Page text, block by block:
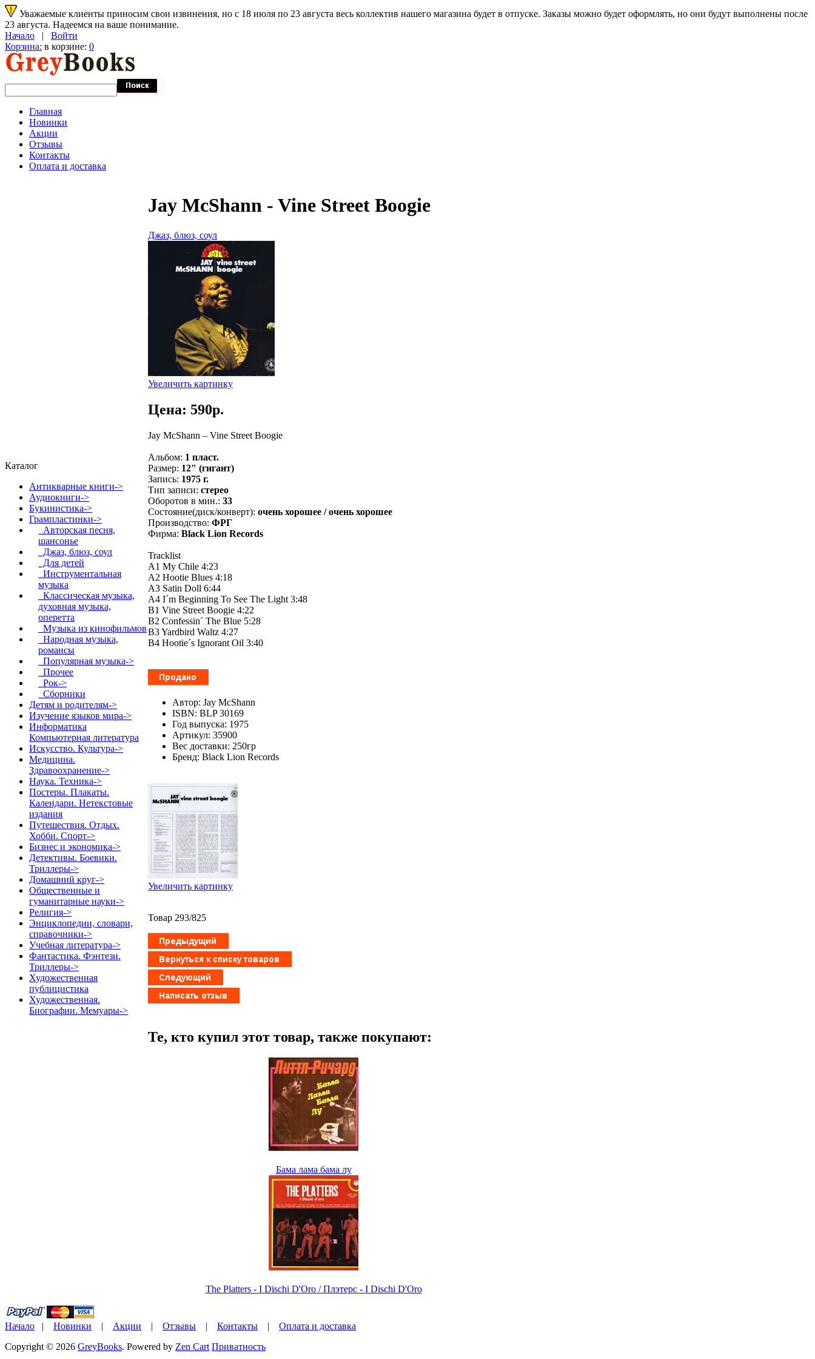
Уважаемые клиенты приносим свои извинения, но с 18 июля по 23 августа весь коллектив нашего магазина будет в отпуске. Заказы можно будет оформлять, но они будут выполнены после
23 августа. Надеемся на ваше понимание.
Начало | Войти
Корзина: в корзине: 0
Главная
Новинки
Акции
Отзывы
Контакты
Оплата и доставка
Каталог
Антикварные книги->
Аудиокниги->
Букинистика->
Грампластинки->
Авторская песня,
шансонье
Джаз, блюз, соул
Для детей
Инструментальная
музыка
Классическая музыка,
духовная музыка,
оперетта
Музыка из кинофильмов
Народная музыка,
романсы
Популярная музыка->
Прочее
Рок->
Сборники
Детям и родителям->
Изучение языков мира->
Информатика
Компьютерная литература
Искусство. Культура->
Медицина.
Здравоохранение->
Наука. Техника->
Постеры. Плакаты.
Календари. Нетекстовые
издания
Путешествия. Отдых.
Хобби. Спорт->
Бизнес и экономика->
Детективы. Боевики.
Триллеры->
Домашний круг->
Общественные и
гуманитарные науки->
Религия->
Энциклопедии, словари,
справочники->
Учебная литература->
Фантастика. Фэнтези.
Триллеры->
Художественная
публицистика
Художественная.
Биографии. Мемуары->
Jay McShann - Vine Street Boogie
Джаз, блюз, соул
Увеличить картинку
Цена: 590p.
Jay McShann ‎– Vine Street Boogie
Альбом: 1 пласт.
Размер: 12" (гигант)
Запись: 1975 г.
Тип записи: стерео
Оборотов в мин.: 33
Состояние(диск/конверт): очень хорошее / очень хорошее
Производство: ФРГ
Фирма: Black Lion Records
Tracklist
A1 My Chile 4:23
A2 Hootie Blues 4:18
A3 Satin Doll 6:44
A4 I´m Beginning To See The Light 3:48
B1 Vine Street Boogie 4:22
B2 Confessin´ The Blue 5:28
B3 Yardbird Waltz 4:27
B4 Hootie´s Ignorant Oil 3:40
Автор: Jay McShann ‎
ISBN: BLP 30169
Год выпуска: 1975
Артикул: 35900
Вес доставки: 250гр
Бренд: Black Lion Records
Увеличить картинку
Товар 293/825
Те, кто купил этот товар, также покупают:
Бама лама бама лу
The Platters - I Dischi D'Oro / Плэтерс - I Dischi D'Oro
Начало | Новинки | Акции | Отзывы | Контакты | Оплата и доставка
Copyright © 2026 GreyBooks. Powered by Zen Cart Приватность